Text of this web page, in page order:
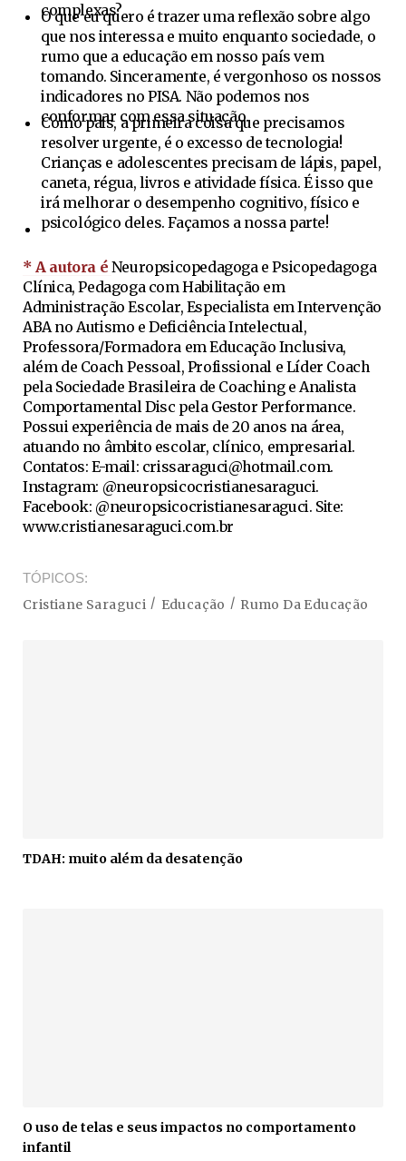
complexas?
O que eu quero é trazer uma reflexão sobre algo
que nos interessa e muito enquanto sociedade, o
rumo que a educação em nosso país vem
tomando. Sinceramente, é vergonhoso os nossos
indicadores no PISA. Não podemos nos
conformar com essa situação.
Como pais, a primeira coisa que precisamos
resolver urgente, é o excesso de tecnologia!
Crianças e adolescentes precisam de lápis, papel,
caneta, régua, livros e atividade física. É isso que
irá melhorar o desempenho cognitivo, físico e
psicológico deles. Façamos a nossa parte!
* A autora é Neuropsicopedagoga e Psicopedagoga
Clínica, Pedagoga com Habilitação em
Administração Escolar, Especialista em Intervenção
ABA no Autismo e Deficiência Intelectual,
Professora/Formadora em Educação Inclusiva,
além de Coach Pessoal, Profissional e Líder Coach
pela Sociedade Brasileira de Coaching e Analista
Comportamental Disc pela Gestor Performance.
Possui experiência de mais de 20 anos na área,
atuando no âmbito escolar, clínico, empresarial.
Contatos: E-mail: crissaraguci@hotmail.com.
Instagram: @neuropsicocristianesaraguci.
Facebook: @neuropsicocristianesaraguci. Site:
www.cristianesaraguci.com.br
TÓPICOS
Cristiane Saraguci Educação Rumo Da Educação
TDAH: muito além da desatenção
O uso de telas e seus impactos no comportamento
infantil